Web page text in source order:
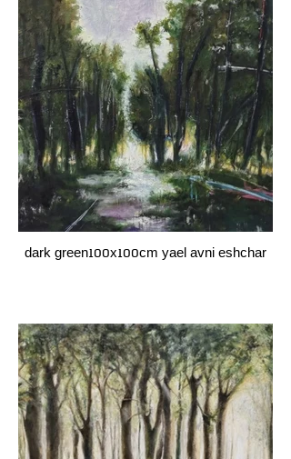
dark green100x100cm yael avni eshchar